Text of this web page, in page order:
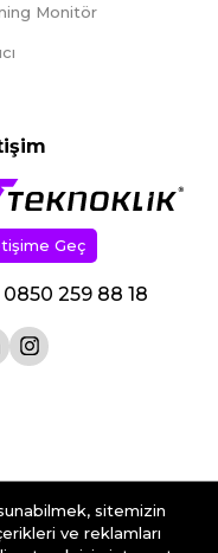
Monitör
Geç
0850 259 88 18
sitemizin
ve reklamları